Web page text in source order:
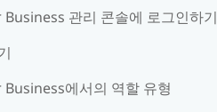
Business 관리 콘솔에 로그인하기
Business에서의 역할 유형